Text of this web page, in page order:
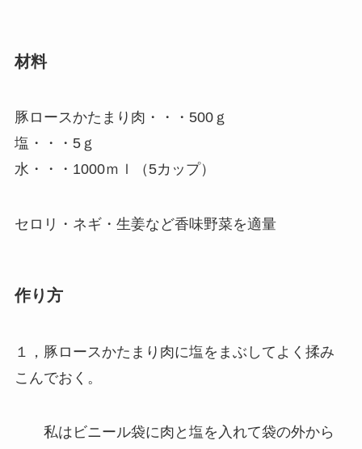
材料
豚ロースかたまり肉・・・500ｇ
塩・・・5ｇ
水・・・1000ｍｌ（5カップ）
セロリ・ネギ・生姜など香味野菜を適量
作り方
１，豚ロースかたまり肉に塩をまぶしてよく揉み
こんでおく。
私はビニール袋に肉と塩を入れて袋の外から